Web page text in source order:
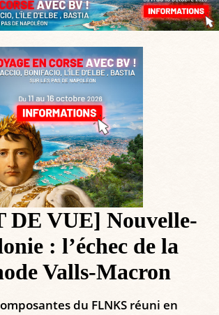
DE VUE] Nouvelle-
: l’échec de la
Valls-Macron
du FLNKS réuni en